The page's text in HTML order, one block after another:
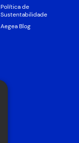
Política de
Sustentabilidade
Aegea Blog